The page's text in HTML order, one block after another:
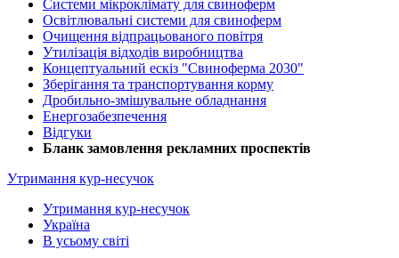
Системи мікроклімату для свиноферм
Освітлювальні системи для свиноферм
Очищення відпрацьованого повітря
Утилізація відходів виробництва
Концептуальний ескіз "Свиноферма 2030"
Зберігання та транспортування корму
Дробильно-змішувальне обладнання
Енергозабезпечення
Відгуки
Бланк замовлення рекламних проспектів
Утримання кур-несучок
Утримання кур-несучок
Україна
В усьому світі